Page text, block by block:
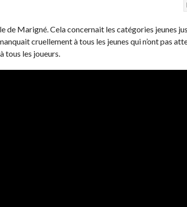
Marigné. Cela concernait les catégories jeunes
cruellement à tous les jeunes qui n’ont pas
tous les joueurs.